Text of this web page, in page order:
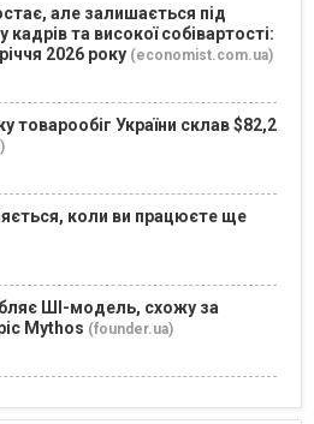
але залишається під
та високої собівартості:
2026 року (economist.com.ua)
товарообіг України склав $82,2
коли ви працюєте ще
ШІ-модель, схожу за
Mythos (founder.ua)